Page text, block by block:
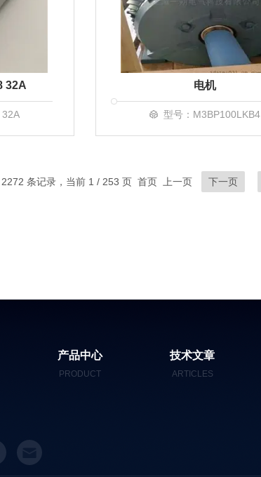
32A
32A
电机
型号：M3BP100LKB4
条记录，当前 1 / 253 页 首页 上一页 下一页
产品中心
PRODUCT
技术文章
ARTICLES